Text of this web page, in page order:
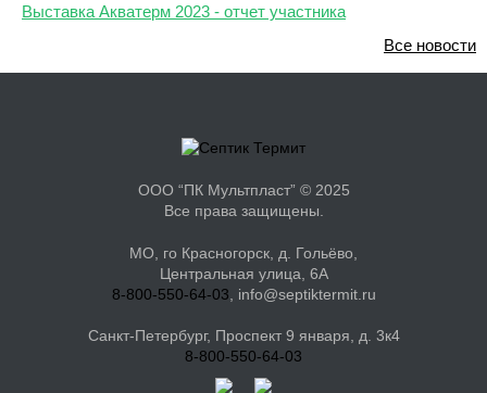
Выставка Акватерм 2023 - отчет участника
Все новости
ООО “ПК Мультпласт” © 2025
Все права защищены.
МО, го Красногорск, д. Гольёво,
Центральная улица, 6А
8-800-550-64-03 , info@septiktermit.ru
Санкт-Петербург, Проспект 9 января, д. 3к4
8-800-550-64-03